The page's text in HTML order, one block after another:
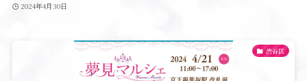
2024年4月30日
渋谷区